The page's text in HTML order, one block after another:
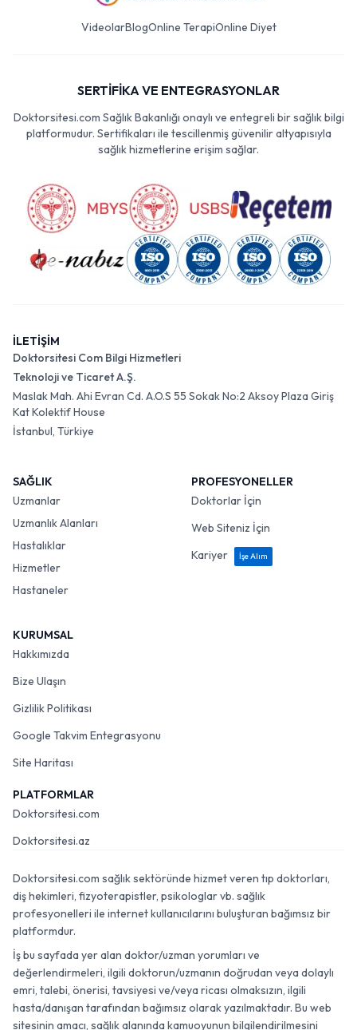
VideolarBlogOnline TerapiOnline Diyet
SERTİFİKA VE ENTEGRASYONLAR
Doktorsitesi.com Sağlık Bakanlığı onaylı ve entegreli bir sağlık bilgi
platformudur. Sertifikaları ile tescillenmiş güvenilir altyapısıyla
sağlık hizmetlerine erişim sağlar.
İLETİŞİM
Doktorsitesi Com Bilgi Hizmetleri
Teknoloji ve Ticaret A.Ş.
Maslak Mah. Ahi Evran Cd. A.O.S 55 Sokak No:2 Aksoy Plaza Giriş
Kat Kolektif House
İstanbul, Türkiye
SAĞLIK
Uzmanlar
Uzmanlık Alanları
Hastalıklar
Hizmetler
Hastaneler
PROFESYONELLER
Doktorlar İçin
Web Siteniz İçin
Kariyer
İşe Alım
KURUMSAL
Hakkımızda
Bize Ulaşın
Gizlilik Politikası
Google Takvim Entegrasyonu
Site Haritası
PLATFORMLAR
Doktorsitesi.com
Doktorsitesi.az
Doktorsitesi.com sağlık sektöründe hizmet veren tıp doktorları,
diş hekimleri, fizyoterapistler, psikologlar vb. sağlık
profesyonelleri ile internet kullanıcılarını buluşturan bağımsız bir
platformdur.
İş bu sayfada yer alan doktor/uzman yorumları ve
değerlendirmeleri, ilgili doktorun/uzmanın doğrudan veya dolaylı
emri, talebi, önerisi, tavsiyesi ve/veya ricası olmaksızın, ilgili
hasta/danışan tarafından bağımsız olarak yazılmaktadır. Bu web
sitesinin amacı, sağlık alanında kamuoyunun bilgilendirilmesini